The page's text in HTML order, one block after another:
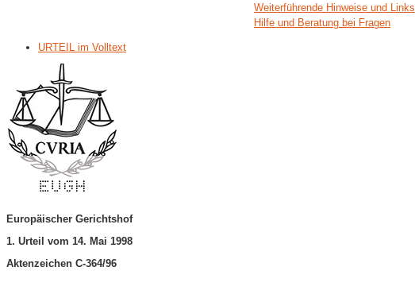
Weiterführende Hinweise und Links
Hilfe und Beratung bei Fragen
URTEIL im Volltext
Europäischer Gerichtshof
1. Urteil vom 14. Mai 1998
Aktenzeichen C-364/96